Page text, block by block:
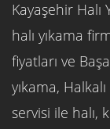
Kayaşehir Halı
halı yıkama
fiyatları ve
yıkama,
servisi ile halı,